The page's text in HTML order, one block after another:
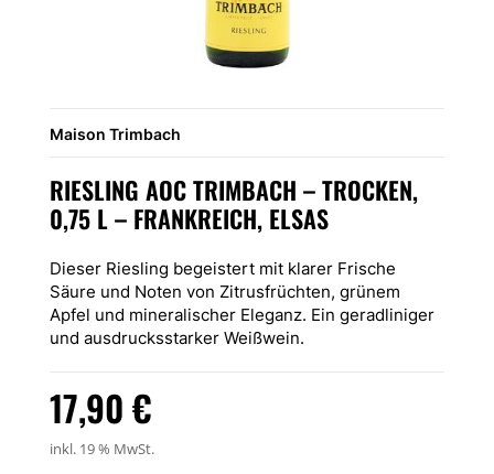
Maison Trimbach
RIESLING AOC TRIMBACH – TROCKEN,
0,75 L – FRANKREICH, ELSAS
Dieser Riesling begeistert mit klarer Frische
Säure und Noten von Zitrusfrüchten, grünem
Apfel und mineralischer Eleganz. Ein geradliniger
und ausdrucksstarker Weißwein.
17,90€
inkl. 19 % MwSt.